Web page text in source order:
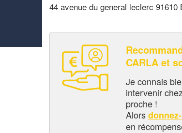
44 avenue du general leclerc
CARLA et
Je connais
intervenir
proche !
Alors
en